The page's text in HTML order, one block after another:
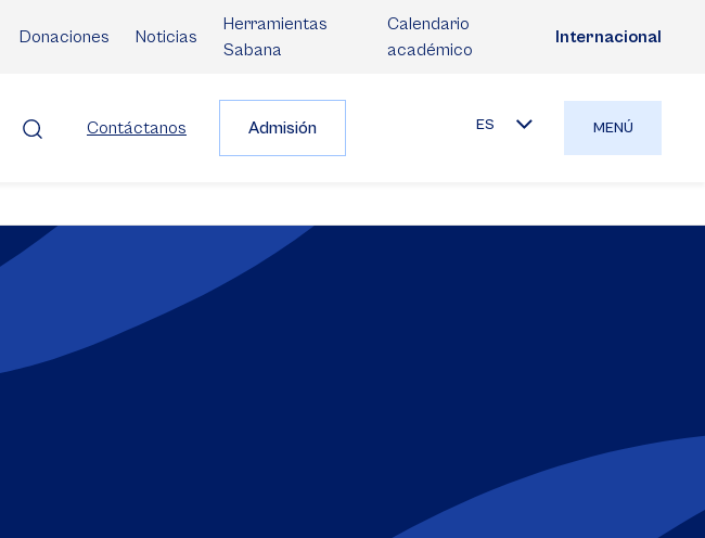
Donaciones Noticias
Herramientas
Sabana
Calendario
académico
Internacional
Contáctanos Admisión ES MENÚ